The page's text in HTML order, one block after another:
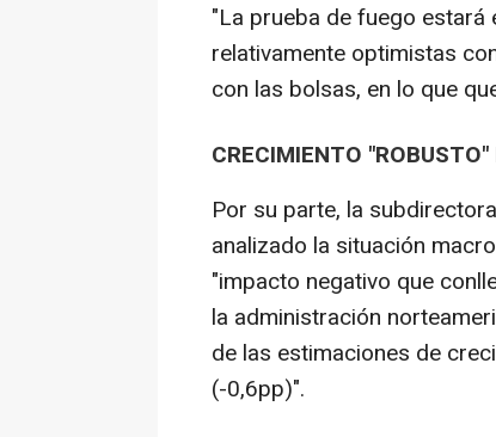
"La prueba de fuego
relativamente optimistas
con las bolsas, en lo que
CRECIMIENTO "ROBUSTO"
Por su parte, la
analizado la situación
"impacto negativo que
la administración
de las estimaciones de
(-0,6pp)".